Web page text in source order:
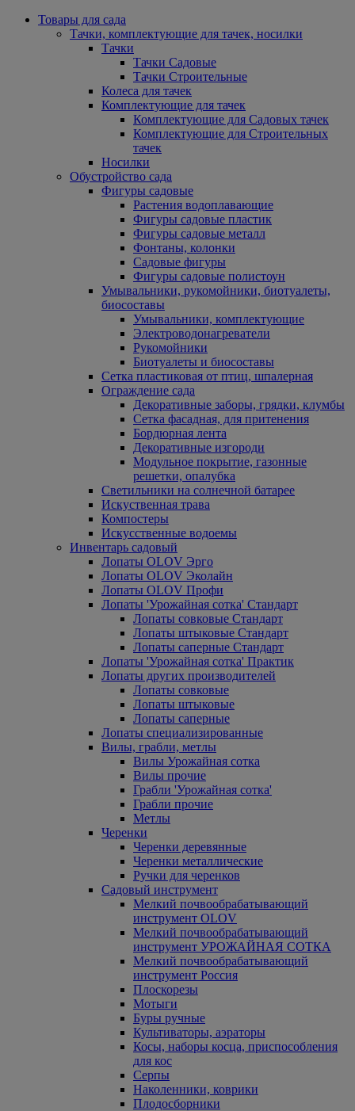
Товары для сада
Тачки, комплектующие для тачек, носилки
Тачки
Тачки Садовые
Тачки Строительные
Колеса для тачек
Комплектующие для тачек
Комплектующие для Садовых тачек
Комплектующие для Строительных
тачек
Носилки
Обустройство сада
Фигуры садовые
Растения водоплавающие
Фигуры садовые пластик
Фигуры садовые металл
Фонтаны, колонки
Садовые фигуры
Фигуры садовые полистоун
Умывальники, рукомойники, биотуалеты,
биосоставы
Умывальники, комплектующие
Электроводонагреватели
Рукомойники
Биотуалеты и биосоставы
Сетка пластиковая от птиц, шпалерная
Ограждение сада
Декоративные заборы, грядки, клумбы
Сетка фасадная, для притенения
Бордюрная лента
Декоративные изгороди
Модульное покрытие, газонные
решетки, опалубка
Светильники на солнечной батарее
Искуственная трава
Компостеры
Искусственные водоемы
Инвентарь садовый
Лопаты OLOV Эрго
Лопаты OLOV Эколайн
Лопаты OLOV Профи
Лопаты 'Урожайная сотка' Стандарт
Лопаты совковые Стандарт
Лопаты штыковые Стандарт
Лопаты саперные Стандарт
Лопаты 'Урожайная сотка' Практик
Лопаты других производителей
Лопаты совковые
Лопаты штыковые
Лопаты саперные
Лопаты специализированные
Вилы, грабли, метлы
Вилы Урожайная сотка
Вилы прочие
Грабли 'Урожайная сотка'
Грабли прочие
Метлы
Черенки
Черенки деревянные
Черенки металлические
Ручки для черенков
Садовый инструмент
Мелкий почвообрабатывающий
инструмент OLOV
Мелкий почвообрабатывающий
инструмент УРОЖАЙНАЯ СОТКА
Мелкий почвообрабатывающий
инструмент Россия
Плоскорезы
Мотыги
Буры ручные
Культиваторы, аэраторы
Косы, наборы косца, приспособления
для кос
Серпы
Наколенники, коврики
Плодосборники